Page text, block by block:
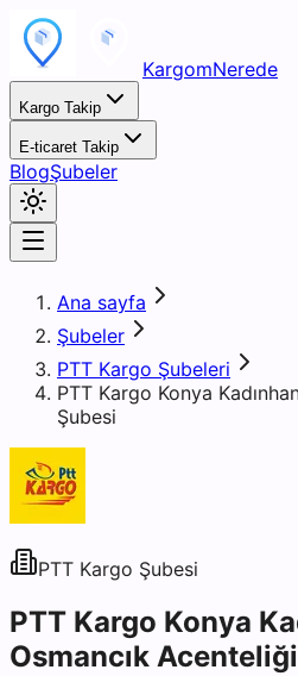
KargomNerede
Kargo Takip
E-ticaret Takip
BlogŞubeler
Ana sayfa
Şubeler
PTT Kargo Şubeleri
PTT Kargo Konya
Şubesi
PTT Kargo Şubesi
PTT Kargo Konya
Osmancık